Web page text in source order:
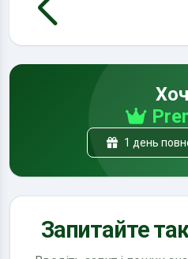
1 день
Запитайте